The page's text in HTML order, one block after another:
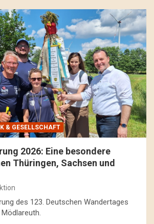
& GESELLSCHAFT
2026: Eine besondere
Thüringen, Sachsen und
des 123. Deutschen Wandertages